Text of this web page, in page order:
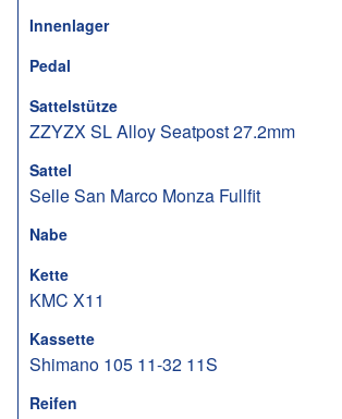
Innenlager
Pedal
Sattelstütze
ZZYZX SL Alloy Seatpost 27.2mm
Sattel
Selle San Marco Monza Fullfit
Nabe
Kette
KMC X11
Kassette
Shimano 105 11-32 11S
Reifen